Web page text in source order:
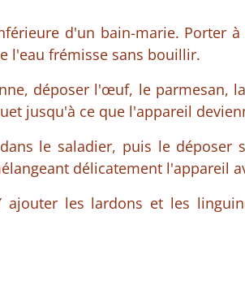
d'un bain-marie. Porter
l'eau frémisse sans bouillir.
déposer l'œuf, le parmesan,
jusqu'à ce que l'appareil
le saladier, puis le déposer
délicatement l'appareil
ajouter les lardons et les